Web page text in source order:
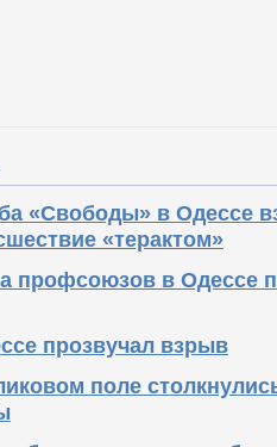
«Свободы» в Одессе
«терактом»
профсоюзов в Одессе
прозвучал взрыв
поле